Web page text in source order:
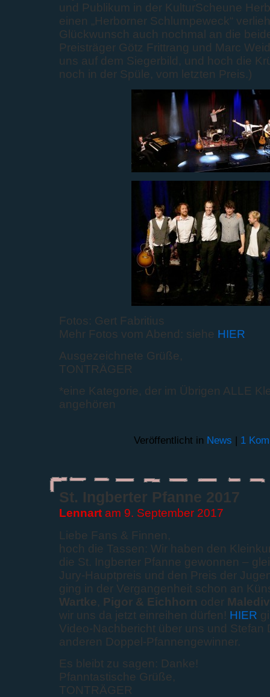
und Publikum in der KulturScheune
einen „Herborner Schlumpeweck“
Glückwunsch auch nochmal an die
Preisträger Götz Frittrang und Marc
uns auf dem Siegerbild, und hoch die
noch in der Spüle, vom letzten Preis.)
Fotos: Gert Fabritius
Mehr Fotos vom Abend: siehe HIER
Ausgezeichnete Grüße,
TONTRÄGER
*eine Kategorie, der im Übrigen ALLE
angehören
Veröffentlicht in News | 1
St. Ingberter Pfanne 2017
Lennartam 9. September 2017
Liebe Fans & Finnen,
hoch die Tassen: Wir haben den
die St. Ingberter Pfanne gewonnen –
Jury-Hauptpreis und den Preis der
ging in der Vergangenheit schon an
Wartke, Pigor & Eichhorn oder
wir uns da jetzt einreihen dürfen! HIER
Video-Nachbericht über uns und Stefan
anderen Doppel-Pfannengewinner.
Es bleibt zu sagen: Danke!
Pfanntastische Grüße,
TONTRÄGER